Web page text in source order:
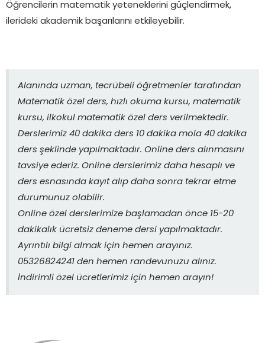
Öğrencilerin matematik yeteneklerini güçlendirmek,
ilerideki akademik başarılarını etkileyebilir.
Alanında uzman, tecrübeli öğretmenler tarafından
Matematik özel ders, hızlı okuma kursu, matematik
kursu, ilkokul matematik özel ders verilmektedir.
Derslerimiz 40 dakika ders 10 dakika mola 40 dakika
ders şeklinde yapılmaktadır. Online ders alınmasını
tavsiye ederiz. Online derslerimiz daha hesaplı ve
ders esnasında kayıt alıp daha sonra tekrar etme
durumunuz olabilir.
Online özel derslerimize başlamadan önce 15-20
dakikalık ücretsiz deneme dersi yapılmaktadır.
Ayrıntılı bilgi almak için hemen arayınız.
05326824241 den hemen randevunuzu alınız.
İndirimli özel ücretlerimiz için hemen arayın!